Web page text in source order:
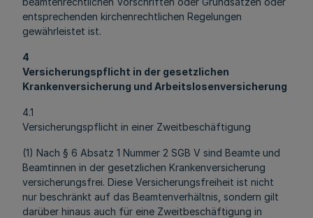
entsprechenden kirchenrechtlichen Regelungen
gewährleistet ist.
4
Versicherungspflicht in der gesetzlichen
Krankenversicherung und Arbeitslosenversicherung
4.1
Versicherungspflicht in einer Zweitbeschäftigung
(1) Nach § 6 Absatz 1 Nummer 2 SGB V sind Beamte und
Beamtinnen in der gesetzlichen Krankenversicherung
versicherungsfrei. Diese Versicherungsfreiheit ist nicht
nur beschränkt auf das Beamtenverhältnis, sondern gilt
darüber hinaus auch für eine Zweitbeschäftigung in